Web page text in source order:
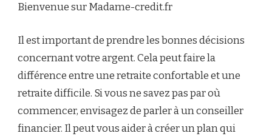
Bienvenue sur Madame-credit.fr
Il est important de prendre les bonnes décisions
concernant votre argent. Cela peut faire la
différence entre une retraite confortable et une
retraite difficile. Si vous ne savez pas par où
commencer, envisagez de parler à un conseiller
financier. Il peut vous aider à créer un plan qui